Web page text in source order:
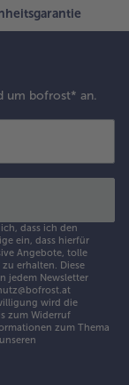
um bofrost* an.
dass ich den
ein, dass hierfür
Angebote, tolle
erhalten. Diese
jedem Newsletter
wird die
zum Widerruf
zum Thema